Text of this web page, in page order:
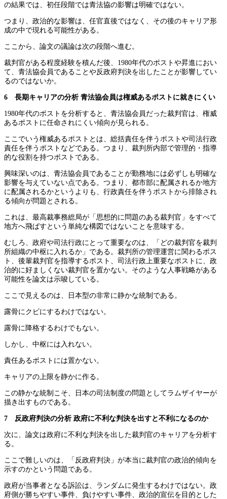
の結果では、初任段階では青法協の影響は明確ではない。
つまり、政治的な影響は、任官直後ではなく、その後のキャリア形
成の中で現れる可能性がある。
ここから、論文の議論は次の段階へ進む。
裁判官がある程度経験を積んだ後、1980年代のポストや昇進におい
て、青法協会員であることや反政府判決を出したことが影響してい
るのではないか。
6 長期キャリアの分析 青法協会員は権威あるポストに就きにくい
1980年代のポストを分析すると、青法協会員だった裁判官は、権威
あるポストに任命されにくい傾向が見られる。
ここでいう権威あるポストとは、総括責任を伴うポストや司法行政
責任を伴うポストなどである。つまり、裁判所内部で管理的・指導
的な役割を持つポストである。
興味深いのは、青法協会員であることが勤務地には必ずしも明確な
影響を与えていない点である。つまり、都市部に配属されるか地方
に配属されるかというよりも、行政責任を伴うポストから排除され
る傾向が問題とされる。
これは、最高裁事務総局が「思想的に問題のある裁判官」をすべて
地方へ飛ばすという単純な構図ではないことを意味する。
むしろ、政府や司法行政にとって重要なのは、「どの裁判官を裁判
所組織の中枢に入れるか」である。裁判所の管理運営に関わるポス
ト、後輩裁判官を指導するポスト、司法行政上重要なポストに、政
治的に好ましくない裁判官を置かない。そのような人事戦略がある
可能性を論文は示唆している。
ここで見えるのは、日本型の非常に静かな統制である。
露骨にクビにするわけではない。
露骨に降格するわけでもない。
しかし、中枢には入れない。
責任あるポストには置かない。
キャリアの上限を静かに作る。
この静かな統制こそ、日本の司法制度の問題としてラムザイヤーが
描き出すものである。
7 反政府判決の分析 政府に不利な判決を出すと不利になるのか
次に、論文は政府に不利な判決を出した裁判官のキャリアを分析す
る。
ここで難しいのは、「反政府判決」が本当に裁判官の政治的傾向を
示すのかという問題である。
政府が当事者となる訴訟は、ランダムに発生するわけではない。政
府側が勝ちやすい事件、負けやすい事件、政治的宣伝を目的とした